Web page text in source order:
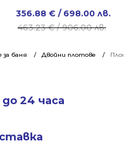
за баня Двойни плотове
463.23€/ 906.00 лв.
Original
price
463.23 €
356.88 € / 698.00 лв.
Current
price
356.88 €
24 часа